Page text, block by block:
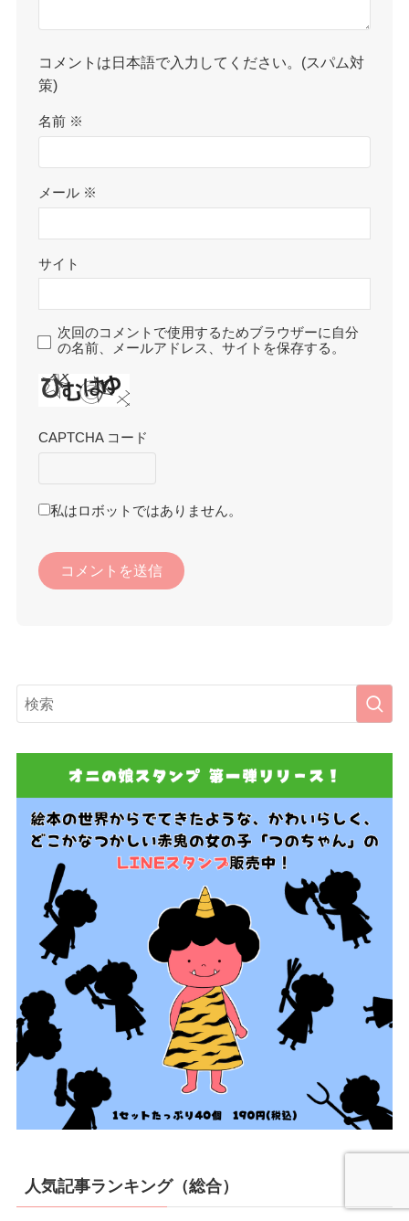
コメントは日本語で入力してください。(スパム対
策)
名前 ※
メール ※
サイト
次回のコメントで使用するためブラウザーに自分
の名前、メールアドレス、サイトを保存する。
CAPTCHA コード
私はロボットではありません。
人気記事ランキング（総合）